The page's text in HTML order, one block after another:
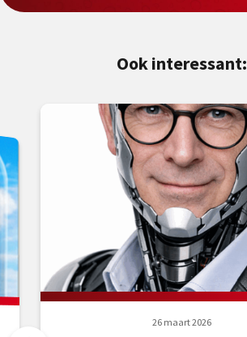
Ook interessant:
26 maart 2026